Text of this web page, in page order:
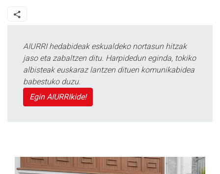
AIURRI hedabideak eskualdeko nortasun hitzak
jaso eta zabaltzen ditu. Harpidedun eginda, tokiko
albisteak euskaraz lantzen dituen komunikabidea
babestuko duzu.
Egin AIURRIkide!